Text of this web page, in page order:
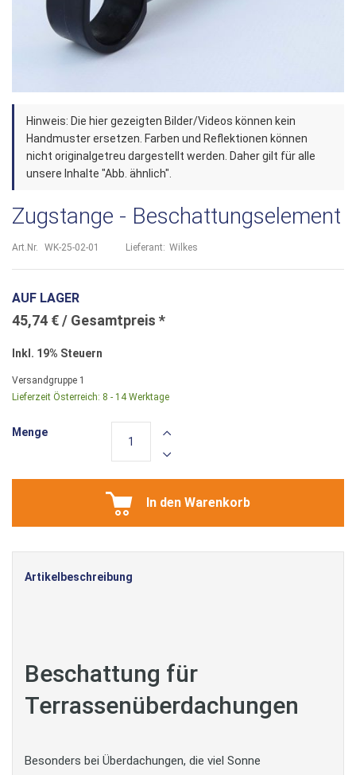
Zum
Anfang
der
Bildergalerie
Hinweis: Die hier gezeigten Bilder/Videos können kein
Handmuster ersetzen. Farben und Reflektionen können
nicht originalgetreu dargestellt werden. Daher gilt für alle
unsere Inhalte "Abb. ähnlich".
Zugstange - Beschattungselement
Art.Nr. WK-25-02-01 Lieferant: Wilkes
AUF LAGER
45,74 €
Inkl. 19% Steuern
Versandgruppe 1
Lieferzeit Österreich: 8 - 14 Werktage
Menge
In den Warenkorb
Artikelbeschreibung
Beschattung für
Terrassenüberdachungen
Besonders bei Überdachungen, die viel Sonne